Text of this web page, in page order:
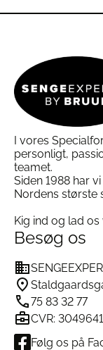
har
Mulighederne
kan
vælges
på
varesiden
I vores
personligt,
teamet.
Siden 1988 har
Nordens største
Kig ind og lad
Besøg os
75 83 32 77
CVR:
Følg os på